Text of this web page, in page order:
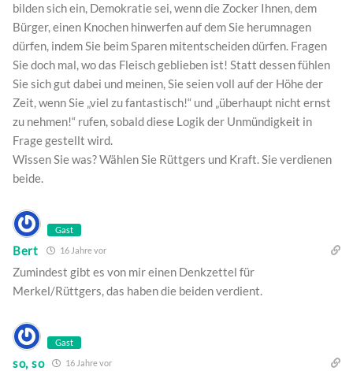
bilden sich ein, Demokratie sei, wenn die Zocker Ihnen, dem
Bürger, einen Knochen hinwerfen auf dem Sie herumnagen
dürfen, indem Sie beim Sparen mitentscheiden dürfen. Fragen
Sie doch mal, wo das Fleisch geblieben ist! Statt dessen fühlen
Sie sich gut dabei und meinen, Sie seien voll auf der Höhe der
Zeit, wenn Sie „viel zu fantastisch!“ und „überhaupt nicht ernst
zu nehmen!“ rufen, sobald diese Logik der Unmündigkeit in
Frage gestellt wird.
Wissen Sie was? Wählen Sie Rüttgers und Kraft. Sie verdienen
beide.
Gast
Bert 16 Jahre vor
Zumindest gibt es von mir einen Denkzettel für
Merkel/Rüttgers, das haben die beiden verdient.
Gast
so, so 16 Jahre vor